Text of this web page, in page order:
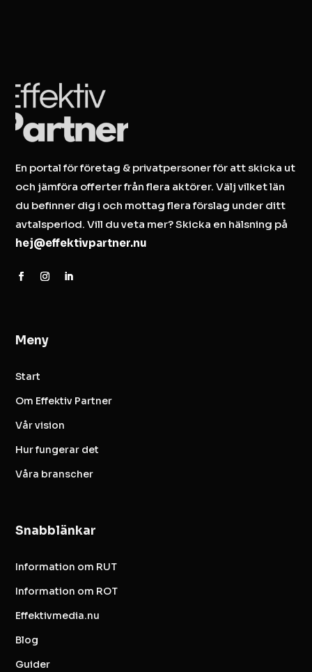
En portal för företag & privatpersoner för att skicka ut
och jämföra offerter från flera aktörer. Välj vilket län
du befinner dig i och mottag flera förslag under ditt
avtalsperiod. Vill du veta mer? Skicka en hälsning på
hej@effektivpartner.nu
Meny
Start
Om Effektiv Partner
Vår vision
Hur fungerar det
Våra branscher
Snabblänkar
Information om RUT
Information om ROT
Effektivmedia.nu
Blog
Guider